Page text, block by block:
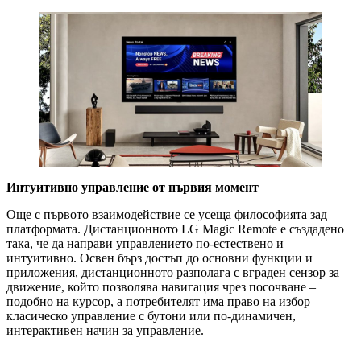
Интуитивно управление от първия момент
Още с първото взаимодействие се усеща философията зад
платформата. Дистанционното LG Magic Remote е създадено
така, че да направи управлението по-естествено и
интуитивно. Освен бърз достъп до основни функции и
приложения, дистанционното разполага с вграден сензор за
движение, който позволява навигация чрез посочване –
подобно на курсор, а потребителят има право на избор –
класическо управление с бутони или по-динамичен,
интерактивен начин за управление.